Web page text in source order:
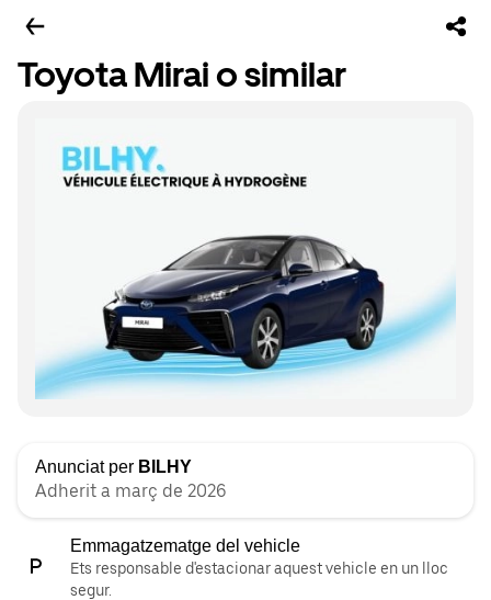
Toyota Mirai o similar
Anunciat per BILHY
Adherit a març de 2026
Emmagatzematge del vehicle
Ets responsable d'estacionar aquest vehicle en un lloc
segur.